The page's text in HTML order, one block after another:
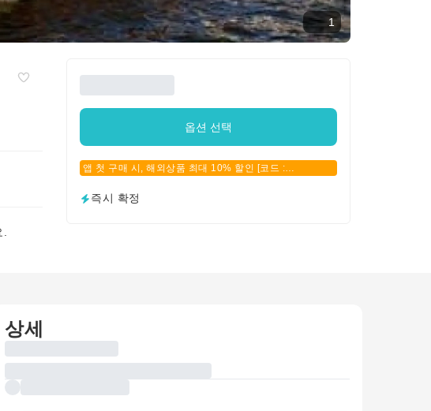
1
옵션 선택
앱 첫 구매 시, 해외상품 최대 10% 할인 [코드 :
즉시 확정
상세